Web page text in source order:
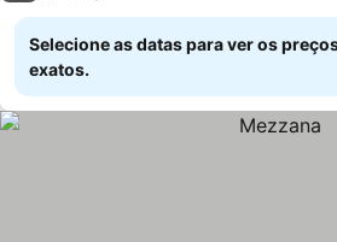
Selecione as datas para ver os
exatos.